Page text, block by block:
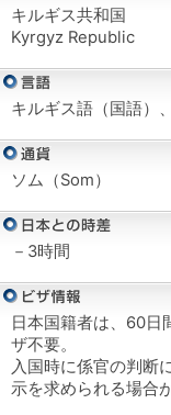
キルギス共和国
Kyrgyz Republic
キルギス語（国語）
ソム（Som）
－3時間
日本国籍者は、60日
ザ不要。
入国時に係官の判断
示を求められる場合